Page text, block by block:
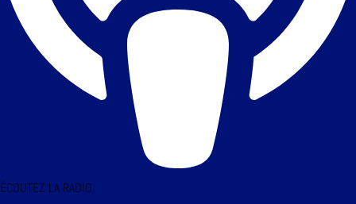
ÉCOUTEZ LA RADIO